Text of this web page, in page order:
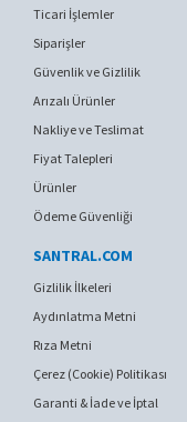
Ticari İşlemler
Siparişler
Güvenlik ve Gizlilik
Arızalı Ürünler
Nakliye ve Teslimat
Fiyat Talepleri
Ürünler
Ödeme Güvenliği
SANTRAL.COM
Gizlilik İlkeleri
Aydınlatma Metni
Rıza Metni
Çerez (Cookie) Politikası
Garanti & İade ve İptal